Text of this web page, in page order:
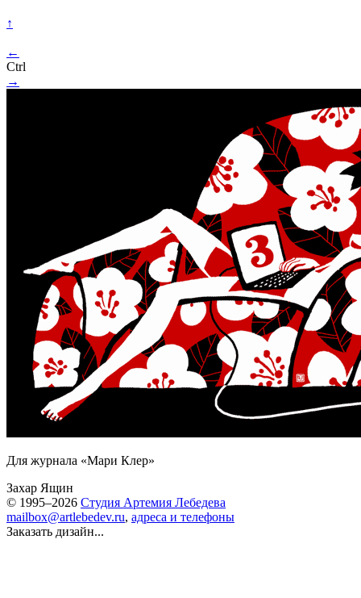
↑
←
Ctrl
→
Для журнала «Мари Клер»
Захар Ящин
© 1995–2026 Студия Артемия Лебедева
mailbox@artlebedev.ru, адреса и телефоны
Заказать дизайн...